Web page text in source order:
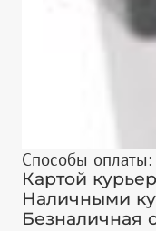
Способы оплаты:
Картой
Наличными
Безналичная